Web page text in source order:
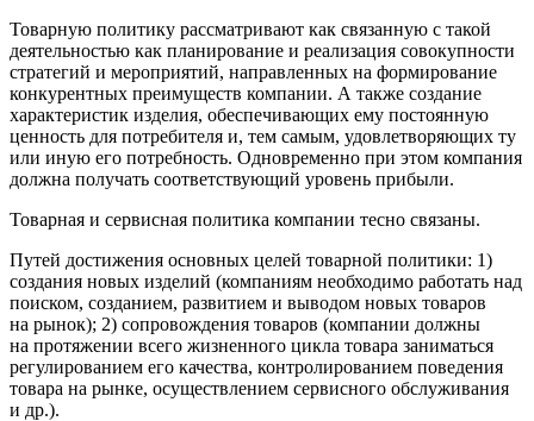
Товарную политику рассматривают как связанную с такой
деятельностью как планирование и реализация совокупности
стратегий и мероприятий, направленных на формирование
конкурентных преимуществ компании. А также создание
характеристик изделия, обеспечивающих ему постоянную
ценность для потребителя и, тем самым, удовлетворяющих ту
или иную его потребность. Одновременно при этом компания
должна получать соответствующий уровень прибыли.
Товарная и сервисная политика компании тесно связаны.
Путей достижения основных целей товарной политики: 1)
создания новых изделий (компаниям необходимо работать над
поиском, созданием, развитием и выводом новых товаров
на рынок); 2) сопровождения товаров (компании должны
на протяжении всего жизненного цикла товара заниматься
регулированием его качества, контролированием поведения
товара на рынке, осуществлением сервисного обслуживания
и др.).